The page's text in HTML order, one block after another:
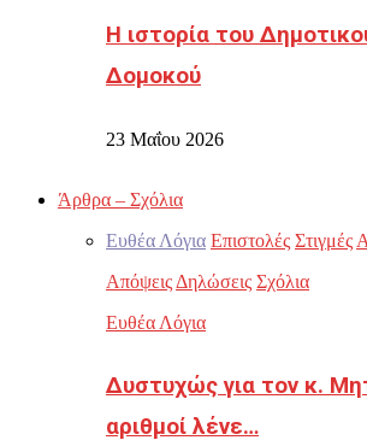
Η ιστορία του
Δομοκού
23 Μαΐου 2026
Άρθρα – Σχόλια
Ευθέα Λόγια Επιστολές Στιγμές
Απόψεις Δηλώσεις Σχόλια
Ευθέα Λόγια
Δυστυχώς για τον κ.
αριθμοί λένε…